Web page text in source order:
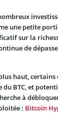
une petite
sur la
de
haut,
du BTC, et
à
: Bitcoin